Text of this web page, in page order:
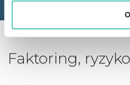
Faktoring,